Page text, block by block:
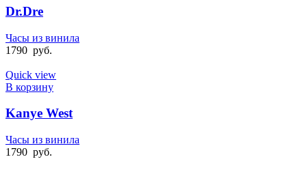
Dr.Dre
Часы из винила
1790 руб.
Quick view
В корзину
Kanye West
Часы из винила
1790 руб.